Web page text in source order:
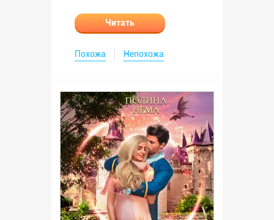
Читать
Похожа Непохожа